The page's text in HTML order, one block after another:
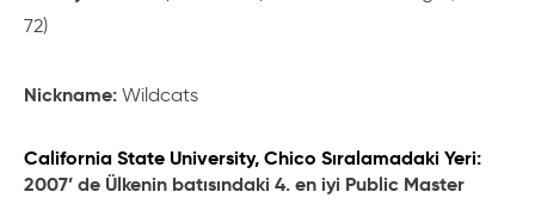
72)
Nickname: Wildcats
California State University, Chico Sıralamadaki Yeri:
2007’ de Ülkenin batısındaki 4. en iyi Public Master